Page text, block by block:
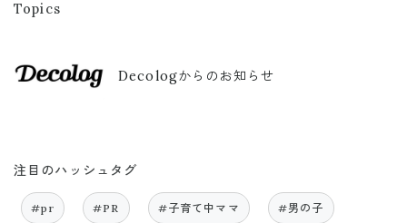
Topics
Decologからのお知らせ
注目のハッシュタグ
#pr #PR #子育て中ママ #男の子